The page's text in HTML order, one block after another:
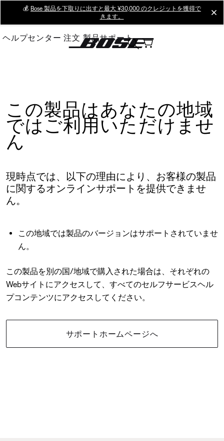
Main
💰 Bose 製品を下取りに出すと最大 ¥30,000 のクレジットを獲得で
きます。
ヘルプセンター 注文 製品サポート
この製品はあなたの地域
ではご利用いただけませ
ん
現時点では、以下の理由により、お客様の製品
に関するオンラインサポートを提供できませ
ん。
この地域では製品のバージョンはサポートされていませ
ん。
この製品を別の国/地域で購入された場合は、それぞれの
Webサイトにアクセスして、すべてのセルフサービスヘル
プコンテンツにアクセスしてください。
サポートホームページへ